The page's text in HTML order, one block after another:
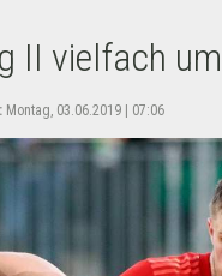
II vielfach
Montag, 03.06.2019 | 07:06